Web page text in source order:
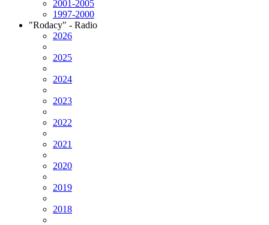
2001-2005
1997-2000
"Rodacy" - Radio
2026
2025
2024
2023
2022
2021
2020
2019
2018